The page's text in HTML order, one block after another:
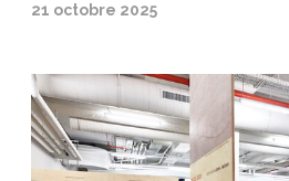
21 octobre 2025